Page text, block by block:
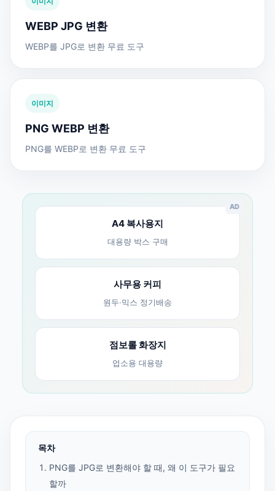
WEBP JPG 변환
WEBP를 JPG로 변환 무료 도구
이미지
PNG WEBP 변환
PNG를 WEBP로 변환 무료 도구
AD
A4 복사용지
대용량 박스 구매
사무용 커피
원두·믹스 정기배송
점보롤 화장지
업소용 대용량
목차
PNG를 JPG로 변환해야 할 때, 왜 이 도구가 필요
할까